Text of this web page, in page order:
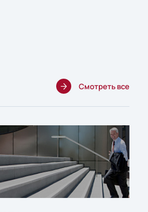
Смотреть все